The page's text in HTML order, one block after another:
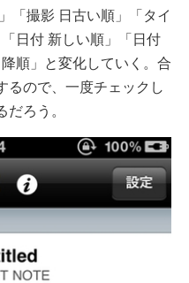
「撮影 日古い順」「タイ
日付 新しい順」「日付
順」と変化していく。合
るので、一度チェックし
ろう。